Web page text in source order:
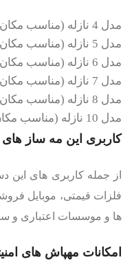
مدل 4 نازله (مناسب مکان های تا 10 متر مربع) 55.000.000 تومان
مدل 5 نازله (مناسب مکان های تا 13 متر مربع) 60.000.000 تومان
مدل 6 نازله (مناسب مکان های تا 15 متر مربع) 65.000.000 تومان
مدل 7 نازله (مناسب مکان های تا 20 متر مربع) 70.000.000 تومان
مدل 8 نازله (مناسب مکان های تا 30 متر مربع) 75.000.000 تومان
مدل 10 نازله (مناسب مکان های تا 60 متر مربع) 80.000.000 تومان
کاربری این مه ساز های
از جمله کاربری های
فلزات قیمتی، موبایل
ها و موسسات اعتباری و
امکانات مهپاش های